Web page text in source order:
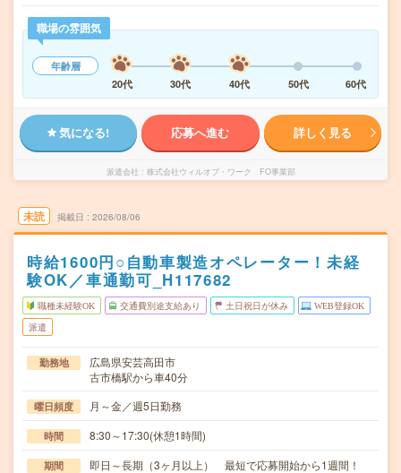
職場の雰囲気
年齢層
20代
30代 40代 50代 60代
気になる! 応募へ進む 詳しく見る
派遣会社 株式会社ウィルオブ・ワーク FO事業部
未読 掲載日 2026/08/06
時給1600円○自動車製造オペレーター！未経
験OK／車通勤可_H117682
職種未経験OK 交通費別途支給あり 土日祝日が休み WEB登録OK
派遣
勤務地
広島県安芸高田市
古市橋駅から車40分
曜日頻度 月～金／週5日勤務
時間 8:30～17:30(休憩1時間)
期間 即日～長期（3ヶ月以上） 最短で応募開始から1週間！